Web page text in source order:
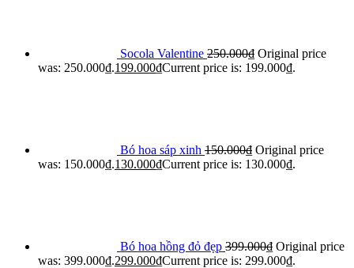
Socola Valentine 250.000₫ Original price
was: 250.000₫.199.000₫Current price is: 199.000₫.
Bó hoa sáp xinh 150.000₫ Original price
was: 150.000₫.130.000₫Current price is: 130.000₫.
Bó hoa hồng đỏ đẹp 399.000₫ Original price
was: 399.000₫.299.000₫Current price is: 299.000₫.